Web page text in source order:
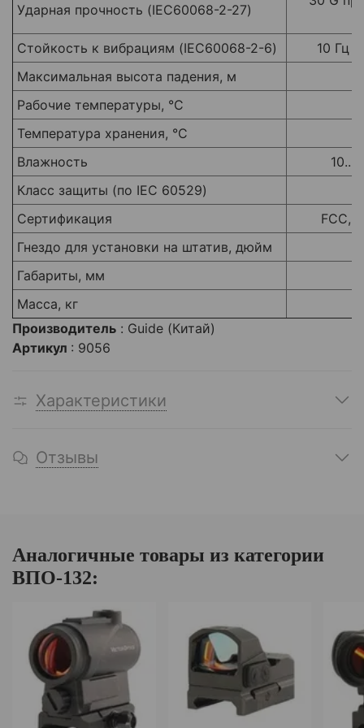
Ударная прочность (IEC60068-2-27)
Стойкость к вибрациям (IEC60068-2-6)
10 Гц -
Максимальная высота падения, м
Рабочие температуры, °C
Температура хранения, °С
Влажность
Класс защиты (по IEC 60529)
Сертификация
FCC,
Гнездо для установки на штатив, дюйм
Габариты, мм
Масса, кг
Производитель : Guide (Китай)
Артикул : 9056
Характеристики
Отзывы
Аналогичные товары из категории
ВПО-132: